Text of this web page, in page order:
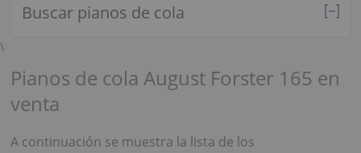
Buscar pianos de cola
\
Pianos de cola August Forster 165 en
venta
A continuación se muestra la lista de los